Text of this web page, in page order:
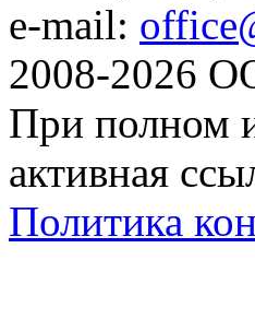
e-mail:
2008-2026
При полном
активная
Политика